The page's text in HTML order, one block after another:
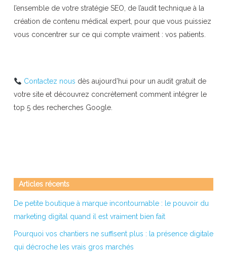
l’ensemble de votre stratégie SEO, de l’audit technique à la
création de contenu médical expert, pour que vous puissiez
vous concentrer sur ce qui compte vraiment : vos patients.
Contactez nous dès aujourd’hui pour un audit gratuit de
votre site et découvrez concrètement comment intégrer le
top 5 des recherches Google.
Articles récents
De petite boutique à marque incontournable : le pouvoir du
marketing digital quand il est vraiment bien fait
Pourquoi vos chantiers ne suffisent plus : la présence digitale
qui décroche les vrais gros marchés